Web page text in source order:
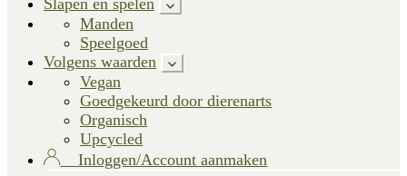
Slapen en spelen
Manden
Speelgoed
Volgens waarden
Vegan
Goedgekeurd door dierenarts
Organisch
Upcycled
Inloggen/Account aanmaken